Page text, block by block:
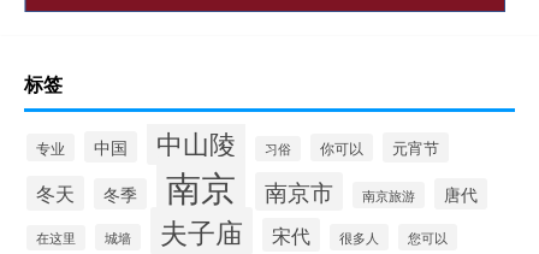
标签
专业 中国 中山陵 习俗 你可以 元宵节
冬天 冬季 南京 南京市 南京旅游 唐代
在这里 城墙 夫子庙 宋代 很多人 您可以